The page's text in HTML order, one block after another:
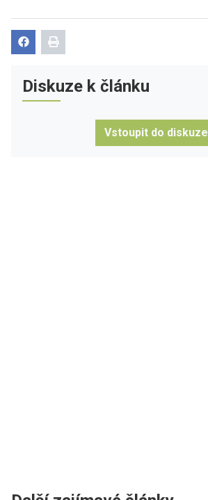
Diskuze k článku
Vstoupit do diskuze